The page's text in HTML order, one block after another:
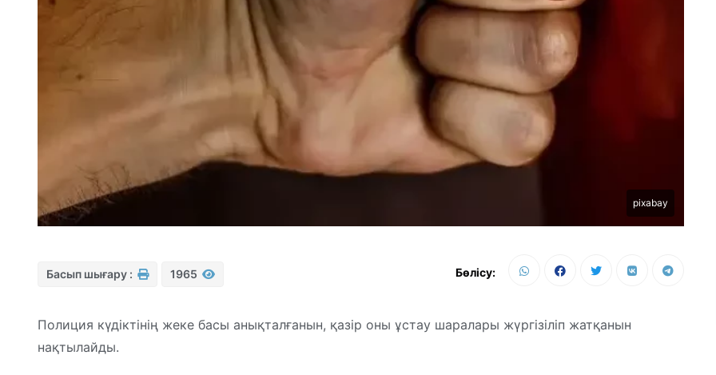
pixabay
Басып шығару : 1965 Бөлісу:
Полиция күдіктінің жеке басы анықталғанын, қазір оны ұстау шаралары жүргізіліп жатқанын
нақтылайды.